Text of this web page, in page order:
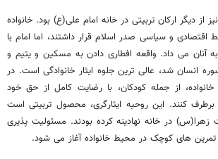
دیگر ارکان تربیتی در خانه امام علی(ع) بود. خانواده
و سیاسی صدر اسلام قرار داشتند، اما امام با
آنان می داد. واقعه افطاری دادن به مسکین و یتیم و
انسان شد، عالی ترین جلوه ایثار خانوادگی است. در
خانواده، از جمله کودکان، با رضایت کامل از حق خود
برطرف کنند. این روحیه ایثارگری، محصول تربیتی است
در خانه نهادینه کرده بودند. مسئولیت پذیری
تمرین های کوچک در محیط خانواده آغاز می شود.